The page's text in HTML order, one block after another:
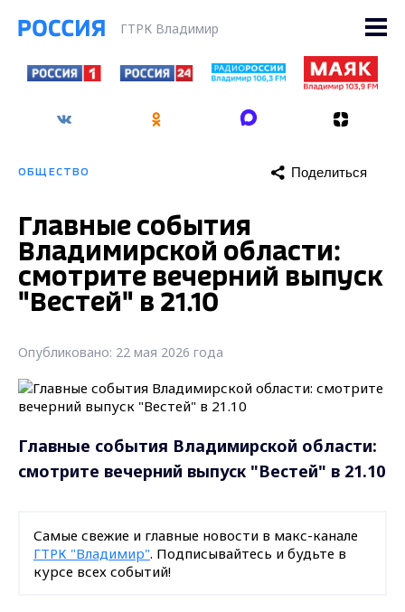
ГТРК Владимир
ОБЩЕСТВО Поделиться
Главные события
Владимирской области:
смотрите вечерний выпуск
"Вестей" в 21.10
Опубликовано: 22 мая 2026 года
Главные события Владимирской области:
смотрите вечерний выпуск "Вестей" в 21.10
Самые свежие и главные новости в макс-канале
ГТРК "Владимир". Подписывайтесь и будьте в
курсе всех событий!